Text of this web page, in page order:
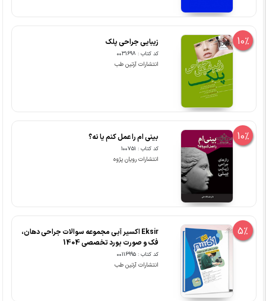
10% زیبایی جراحی پلک
کد کتاب : 0031698
انتشارات آرتین طب
10% بینی ام را عمل کنم یا نه؟
کد کتاب : 100751
انتشارات رویان پژوه
5%
Eksir اکسیر آبی مجموعه سوالات جراحی دهان،
فک و صورت بورد تخصصی 1404
کد کتاب : 00116995
انتشارات آرتین طب